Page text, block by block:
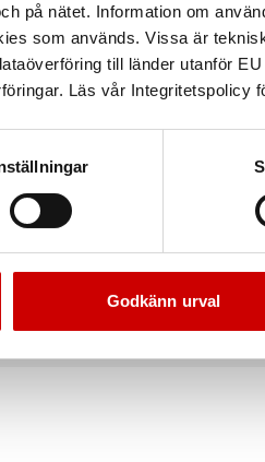
på nätet. Information om
som används. Vissa är
till länder utanför
Läs vår Integritetspolicy
Godkänn urval
20